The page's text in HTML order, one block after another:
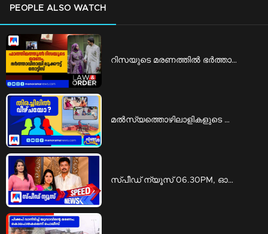
PEOPLE ALSO WATCH
റിസയുടെ മരണത്തില്‍ ഭര്‍ത്താവിനെതിരെ ലുക്കൗട്ട് നോട്ടിസ് ​| kannur look out notice
മൽസ്യത്തൊഴിലാളികളുടെ ജീവന് വിലയില്ലേ?; മറുപടിയിലും വേണ്ടേ മര്യാദ...? | Ningal Parayu fishermen missing allegations
സ്‌പീഡ് ന്യൂസ് 06.30PM, ഓഗസ്റ്റ് 07, 2026 | Speed News